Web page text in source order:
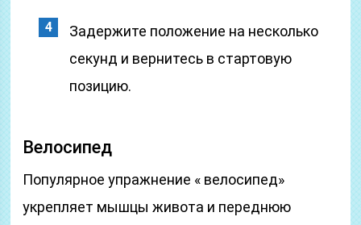
Задержите положение на несколько
секунд и вернитесь в стартовую
позицию.
Велосипед
Популярное упражнение « велосипед»
укрепляет мышцы живота и переднюю